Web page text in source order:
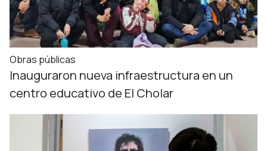
Obras públicas
Inauguraron nueva infraestructura en un
centro educativo de El Cholar